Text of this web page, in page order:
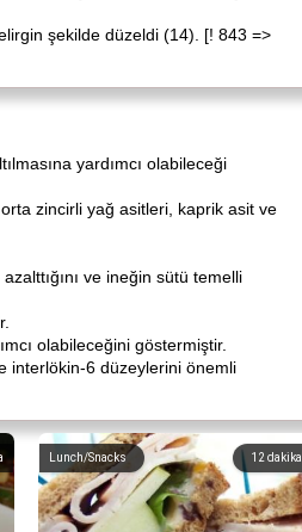
şekilde düzeldi (14). [! 843 =>
yardımcı olabileceği
zincirli yağ asitleri, kaprik asit ve
ve ineğin sütü temelli
olabileceğini göstermiştir.
interlökin-6 düzeylerini önemli
12 dakika
Lunch/Snacks